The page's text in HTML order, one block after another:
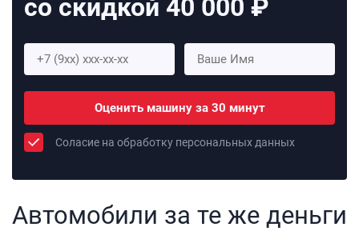
со скидкой 40 000 ₽
Оценить машину за 30 минут
Соласие на обработку персональных данных
Автомобили за те же деньги